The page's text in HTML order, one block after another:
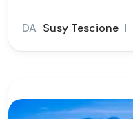
DA Susy Tescione